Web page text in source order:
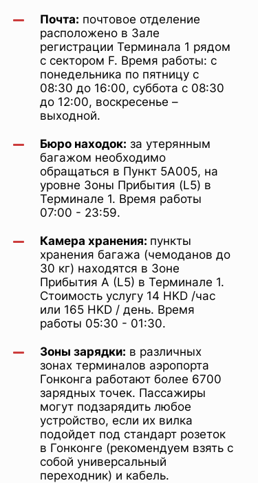
Почта: почтовое отделение
расположено в Зале
регистрации Терминала 1 рядом
с сектором F. Время работы: с
понедельника по пятницу с
08:30 до 16:00, суббота с 08:30
до 12:00, воскресенье –
выходной.
Бюро находок: за утерянным
багажом необходимо
обращаться в Пункт 5A005, на
уровне Зоны Прибытия (L5) в
Терминале 1. Время работы
07:00 - 23:59.
Камера хранения: пункты
хранения багажа (чемоданов до
30 кг) находятся в Зоне
Прибытия A (L5) в Терминале 1.
Стоимость услугу 14 HKD /час
или 165 HKD / день. Время
работы 05:30 - 01:30.
Зоны зарядки: в различных
зонах терминалов аэропорта
Гонконга работают более 6700
зарядных точек. Пассажиры
могут подзарядить любое
устройство, если их вилка
подойдет под стандарт розеток
в Гонконге (рекомендуем взять с
собой универсальный
переходник) и кабель.